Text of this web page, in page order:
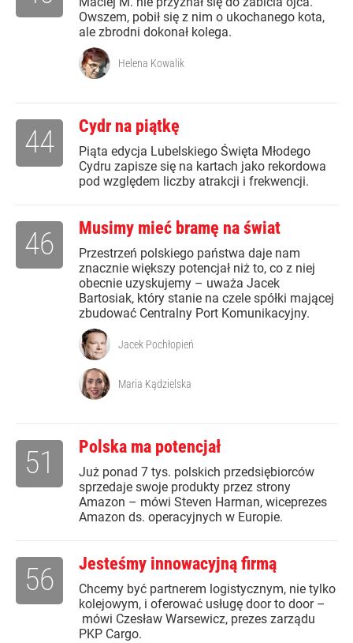
Owszem, pobił się z nim o ukochanego kota,
ale zbrodni dokonał kolega.
Helena Kowalik
Cydr na piątkę
Piąta edycja Lubelskiego Święta Młodego
Cydru zapisze się na kartach jako rekordowa
pod względem liczby atrakcji i frekwencji.
44
Musimy mieć bramę na świat
Przestrzeń polskiego państwa daje nam
znacznie większy potencjał niż to, co z niej
obecnie uzyskujemy – uważa Jacek
Bartosiak, który stanie na czele spółki mającej
zbudować Centralny Port Komunikacyjny.
46
Jacek Pochłopień
Maria Kądzielska
Polska ma potencjał
Już ponad 7 tys. polskich przedsiębiorców
sprzedaje swoje produkty przez strony
Amazon – mówi Steven Harman, wiceprezes
Amazon ds. operacyjnych w Europie.
51
Jesteśmy innowacyjną firmą
Chcemy być partnerem logistycznym, nie tylko
kolejowym, i oferować usługę door to door –
mówi Czesław Warsewicz, prezes zarządu
PKP Cargo.
56